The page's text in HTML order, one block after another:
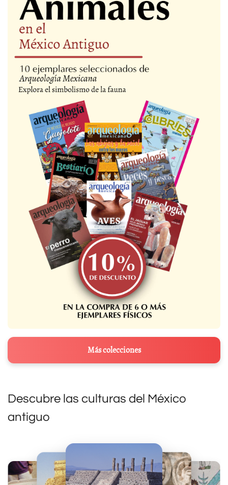
Más colecciones
Descubre las culturas del México
antiguo